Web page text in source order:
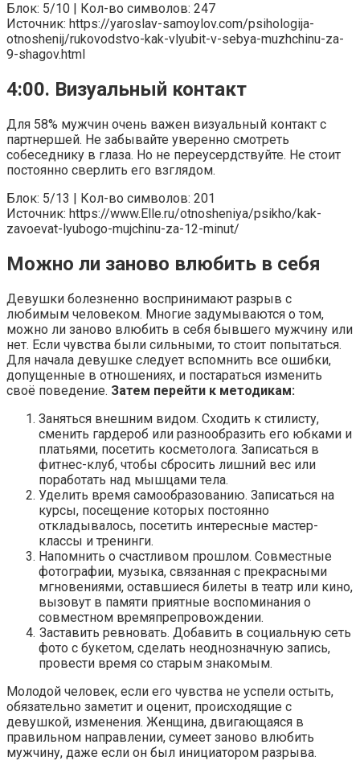
Блок: 5/10 | Кол-во символов: 247
Источник: https://yaroslav-samoylov.com/psihologija-
otnoshenij/rukovodstvo-kak-vlyubit-v-sebya-muzhchinu-za-
9-shagov.html
4:00. Визуальный контакт
Для 58% мужчин очень важен визуальный контакт с
партнершей. Не забывайте уверенно смотреть
собеседнику в глаза. Но не переусердствуйте. Не стоит
постоянно сверлить его взглядом.
Блок: 5/13 | Кол-во символов: 201
Источник: https://www.Elle.ru/otnosheniya/psikho/kak-
zavoevat-lyubogo-mujchinu-za-12-minut/
Можно ли заново влюбить в себя
Девушки болезненно воспринимают разрыв с
любимым человеком. Многие задумываются о том,
можно ли заново влюбить в себя бывшего мужчину или
нет. Если чувства были сильными, то стоит попытаться.
Для начала девушке следует вспомнить все ошибки,
допущенные в отношениях, и постараться изменить
своё поведение. Затем перейти к методикам:
Заняться внешним видом. Сходить к стилисту,
сменить гардероб или разнообразить его юбками и
платьями, посетить косметолога. Записаться в
фитнес-клуб, чтобы сбросить лишний вес или
поработать над мышцами тела.
Уделить время самообразованию. Записаться на
курсы, посещение которых постоянно
откладывалось, посетить интересные мастер-
классы и тренинги.
Напомнить о счастливом прошлом. Совместные
фотографии, музыка, связанная с прекрасными
мгновениями, оставшиеся билеты в театр или кино,
вызовут в памяти приятные воспоминания о
совместном времяпрепровождении.
Заставить ревновать. Добавить в социальную сеть
фото с букетом, сделать неоднозначную запись,
провести время со старым знакомым.
Молодой человек, если его чувства не успели остыть,
обязательно заметит и оценит, происходящие с
девушкой, изменения. Женщина, двигающаяся в
правильном направлении, сумеет заново влюбить
мужчину, даже если он был инициатором разрыва.